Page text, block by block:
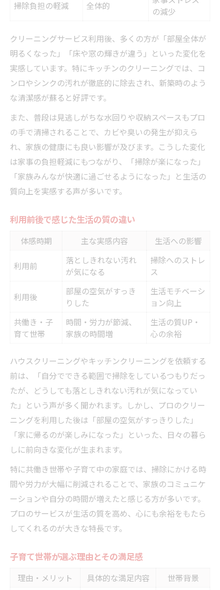
掃除負担の軽減 全体的
の減少
クリーニングサービス利用後、多くの方が「部屋全体が
明るくなった」「床や窓の輝きが違う」といった変化を
実感しています。特にキッチンのクリーニングでは、コ
ンロやシンクの汚れが徹底的に除去され、新築時のよう
な清潔感が蘇ると好評です。
また、普段は見逃しがちな水回りや収納スペースもプロ
の手で清掃されることで、カビや臭いの発生が抑えら
れ、家族の健康にも良い影響が及びます。こうした変化
は家事の負担軽減にもつながり、「掃除が楽になった」
「家族みんなが快適に過ごせるようになった」と生活の
質向上を実感する声が多いです。
利用前後で感じた生活の質の違い
体感時期 主な実感内容 生活への影響
利用前
落としきれない汚れ
が気になる
掃除へのストレ
ス
利用後
部屋の空気がすっき
りした
生活モチベーシ
ョン向上
共働き・子
育て世帯
時間・労力が節減、
家族の時間増
生活の質UP・
心の余裕
ハウスクリーニングやキッチンクリーニングを依頼する
前は、「自分でできる範囲で掃除をしているつもりだっ
たが、どうしても落としきれない汚れが気になってい
た」という声が多く聞かれます。しかし、プロのクリー
ニングを利用した後は「部屋の空気がすっきりした」
「家に帰るのが楽しみになった」といった、日々の暮ら
しに前向きな変化が生まれます。
特に共働き世帯や子育て中の家庭では、掃除にかける時
間や労力が大幅に削減されることで、家族のコミュニケ
ーションや自分の時間が増えたと感じる方が多いです。
プロのサービスが生活の質を高め、心にも余裕をもたら
してくれるのが大きな特長です。
子育て世帯が選ぶ理由とその満足感
理由・メリット 具体的な満足内容
世帯背景